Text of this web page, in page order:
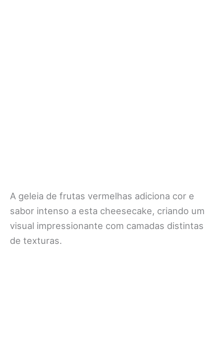
A geleia de frutas vermelhas adiciona cor e
sabor intenso a esta cheesecake, criando um
visual impressionante com camadas distintas
de texturas.